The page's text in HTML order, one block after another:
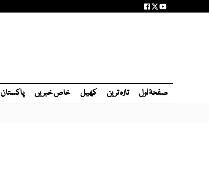
صفحۂ اول تازہ ترین کھیل خاص خبریں پاکستان